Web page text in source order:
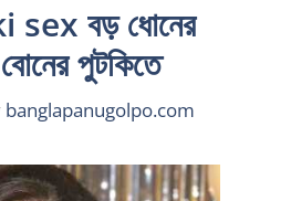
বড় ধোনের
পুটকিতে
banglapanugolpo.com